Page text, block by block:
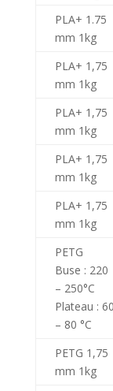
PLA+ 1.75
mm 1kg
PLA+ 1,75
mm 1kg
PLA+ 1,75
mm 1kg
PLA+ 1,75
mm 1kg
PLA+ 1,75
mm 1kg
PETG
Buse : 220
– 250°C
Plateau : 60
– 80 °C
PETG 1,75
mm 1kg